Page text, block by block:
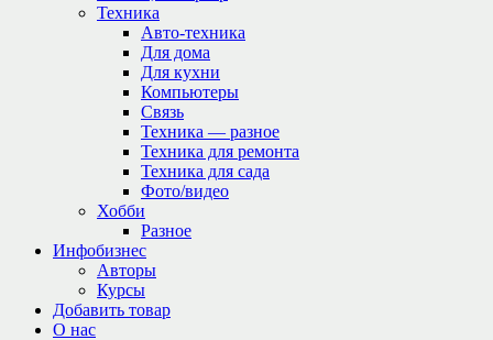
Техника
Авто-техника
Для дома
Для кухни
Компьютеры
Связь
Техника — разное
Техника для ремонта
Техника для сада
Фото/видео
Хобби
Разное
Инфобизнес
Авторы
Курсы
Добавить товар
О нас